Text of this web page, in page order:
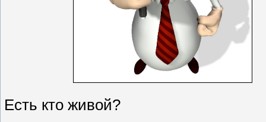
Есть кто живой?